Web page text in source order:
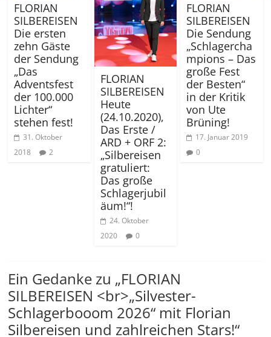
FLORIAN
SILBEREISEN
Die ersten
zehn Gäste
der Sendung
„Das
Adventsfest
der 100.000
Lichter“
stehen fest!
31. Oktober
2018
2
FLORIAN
SILBEREISEN
Heute
(24.10.2020),
Das Erste /
ARD + ORF 2:
„Silbereisen
gratuliert:
Das große
Schlagerjubil
äum!“!
24. Oktober
2020
0
FLORIAN
SILBEREISEN
Die Sendung
„Schlagercha
mpions – Das
große Fest
der Besten“
in der Kritik
von Ute
Brüning!
17. Januar 2019
0
Ein Gedanke zu „FLORIAN
SILBEREISEN <br>„Silvester-
Schlagerbooom 2026“ mit Florian
Silbereisen und zahlreichen Stars!“